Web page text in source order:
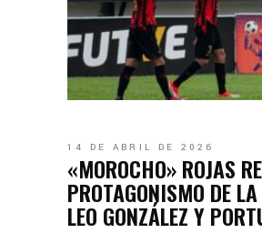
14 DE ABRIL DE 2026
«MOROCHO» ROJAS
PROTAGONISMO DE
LEO GONZÁLEZ Y